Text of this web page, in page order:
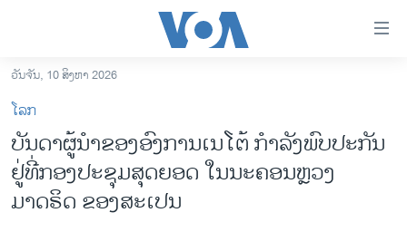
ເຂົ້າ
ຫາ
ຂ້າມ
ຂ້າມ
ຂ້າມ
ໄປ
ຫາ
ລາວ
ອາເມຣິກາ
ການເລືອກຕັ້ງ ປະທານາທີບໍດີ ສະຫະລັດ 2024
ວັນຈັນ, 10 ສິງຫາ 2026
ໂລກ
ບັນດາຜູ້ນຳຂອງອົງການເນໂຕ້ ກຳ​ລັງ​​ພົບ​ປະ​ກັນ
ຢູ່​ທີ່ກອງປະຊຸມສຸດຍອດ ​ໃນນະຄອນ​ຫຼວງ
ມາດຣິດ ຂອງສະເປນ